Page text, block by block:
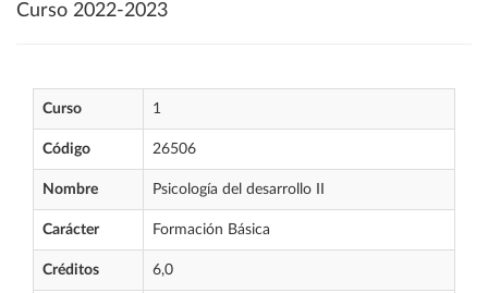
Curso 2022-2023
Curso 1
Código 26506
Nombre Psicología del desarrollo II
Carácter Formación Básica
Créditos 6,0